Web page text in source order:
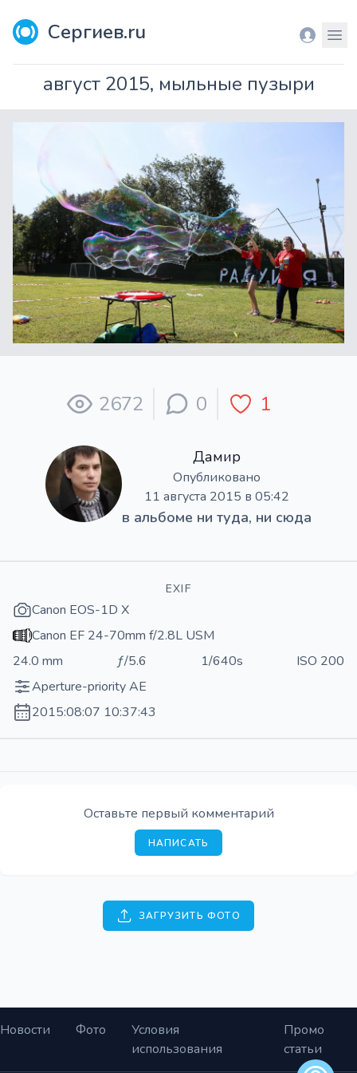
Сергиев.ru Вход
август 2015, мыльные пузыри
2672 0 1
Дамир
Опубликовано
11 августа 2015 в 05:42
в альбоме ни туда, ни сюда
EXIF
Canon EOS-1D X
Canon EF 24-70mm f/2.8L USM
24.0 mm
ƒ/5.6 1/640s
ISO 200
Aperture-priority AE
2015:08:07 10:37:43
Оставьте первый комментарий
НАПИСАТЬ
ЗАГРУЗИТЬ ФОТО
Новости Фото
Условия
использования
Промо
статьи